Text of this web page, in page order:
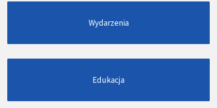
Wydarzenia
Edukacja